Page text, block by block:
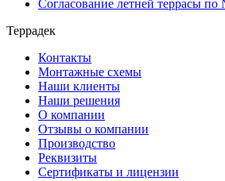
Согласование летней террасы
Террадек
Контакты
Монтажные схемы
Наши клиенты
Наши решения
О компании
Отзывы о компании
Производство
Реквизиты
Сертификаты и лицензии